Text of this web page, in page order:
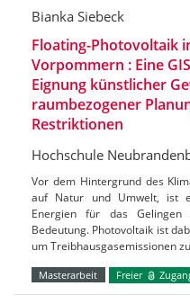
Bianka Siebeck
Floating-Photovoltaik
Vorpommern : Eine
Eignung künstlicher
raumbezogener
Restriktionen
Hochschule
Vor dem Hintergrund des
auf Natur und Umwelt, ist
Energien für das Gelingen
Bedeutung. Photovoltaik ist
um Treibhausgasemissionen
Masterarbeit Freier